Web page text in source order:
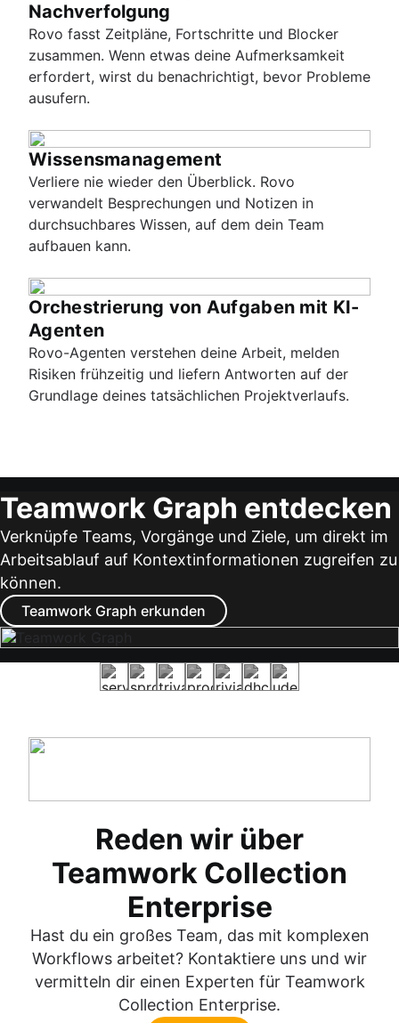
Nachverfolgung
Rovo fasst Zeitpläne, Fortschritte und Blocker
zusammen. Wenn etwas deine Aufmerksamkeit
erfordert, wirst du benachrichtigt, bevor Probleme
ausufern.
Wissensmanagement
Verliere nie wieder den Überblick. Rovo
verwandelt Besprechungen und Notizen in
durchsuchbares Wissen, auf dem dein Team
aufbauen kann.
Orchestrierung von Aufgaben mit KI-
Agenten
Rovo-Agenten verstehen deine Arbeit, melden
Risiken frühzeitig und liefern Antworten auf der
Grundlage deines tatsächlichen Projektverlaufs.
Teamwork Graph entdecken
Verknüpfe Teams, Vorgänge und Ziele, um direkt im
Arbeitsablauf auf Kontextinformationen zugreifen zu
können.
Teamwork Graph erkunden
Reden wir über
Teamwork Collection
Enterprise
Hast du ein großes Team, das mit komplexen
Workflows arbeitet? Kontaktiere uns und wir
vermitteln dir einen Experten für Teamwork
Collection Enterprise.